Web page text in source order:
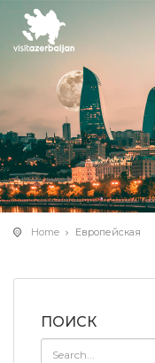
Home Европейская
ПОИСК